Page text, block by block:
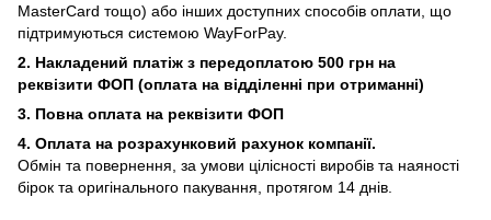
MasterCard тощо) або інших доступних способів оплати, що
підтримуються системою WayForPay.
2. Накладений платіж з передоплатою 500 грн на
реквізити ФОП (оплата на відділенні при отриманні)
3. Повна оплата на реквізити ФОП
4. Оплата на розрахунковий рахунок компанії.
Обмін та повернення, за умови цілісності виробів та наяності
бірок та оригінального пакування, протягом 14 днів.